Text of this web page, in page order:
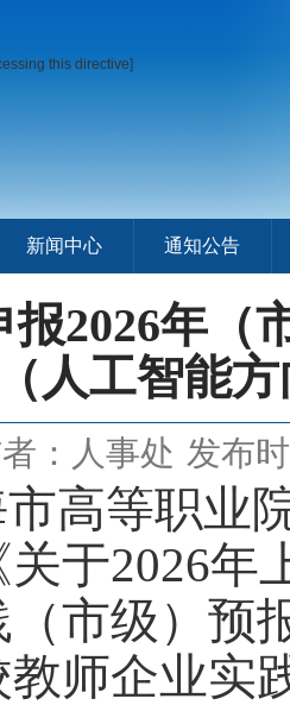
this directive]
新闻中心 通知公告
报2026年（
人工智能
：人事处 发布
高等职业
关于2026年
（市级）预
师企业实